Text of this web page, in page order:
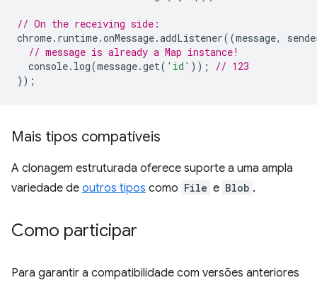
// On the receiving side:
chrome. runtime.onMessage.addListener((message,
// message is already a Map instance!
console. log(message.get( 'id' ));
// 123
});
Mais tipos compatíveis
A clonagem estruturada oferece suporte a uma ampla
variedade de outros tipos como File e Blob .
Como participar
Para garantir a compatibilidade com versões anteriores